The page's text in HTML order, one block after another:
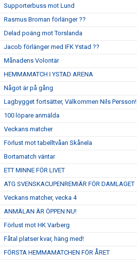
Supporterbuss mot Lund
Rasmus Broman förlänger ??
Delad poäng mot Torslanda
Jacob förlänger med IFK Ystad ??
Månadens Volontär
HEMMAMATCH I YSTAD ARENA
Något är på gång
Lagbygget fortsätter, Välkommen Nils Persson!
100 löpare anmälda
Veckans matcher
Förlust mot tabelltvåan Skånela
Bortamatch väntar
ETT MINNE FÖR LIVET
ATG SVENSKACUPENREMIÄR FÖR DAMLAGET
Veckans matcher, vecka 4
ANMÄLAN ÄR ÖPPEN NU!
Förlust mot HK Varberg
Fåtal platser kvar, häng med!
FÖRSTA HEMMAMATCHEN FÖR ÅRET